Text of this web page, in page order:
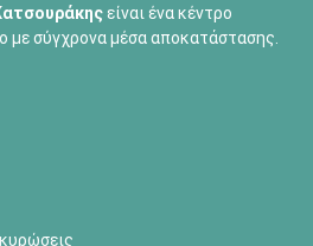
είναι ένα κέντρο
με σύγχρονα μέσα αποκατάστασης.